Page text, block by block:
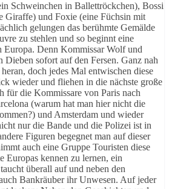
Schweinchen in Ballettröckchen), Bossi
Giraffe) und Foxie (eine Füchsin mit
gelungen das berühmte Gemälde
zu stehlen und so beginnt eine
Europa. Denn Kommissar Wolf und
Dieben sofort auf den Fersen. Ganz nah
doch jedes Mal entwischen diese
wieder und fliehen in die nächste große
für die Kommissare von Paris nach
(warum hat man hier nicht die
und Amsterdam und wieder
nur die Bande und die Polizei ist in
Figuren begegnet man auf dieser
auch eine Gruppe Touristen diese
Europas kennen zu lernen, ein
überall auf und neben den
Bankräuber ihr Unwesen. Auf jeder